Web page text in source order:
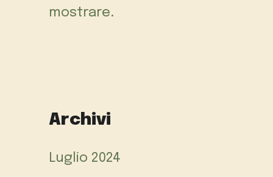
mostrare.
Archivi
Luglio 2024